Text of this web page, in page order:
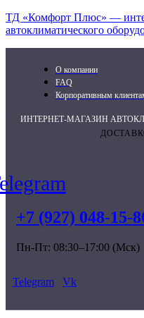
ТД «Комфорт Плюс» —
автоклиматического
О компании
FAQ
Корпоративным
ИНТЕРНЕТ-МАГАЗИН
+7 (927) 048-15-
Пн-Пт: 08:30–17:00 (Мск)
Telegram Vk